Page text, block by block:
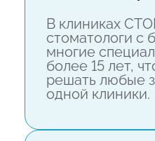
В клиниках
стоматологи с
многие
более 15 лет,
решать любые
одной клиники.